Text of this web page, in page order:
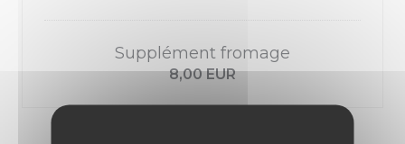
Supplément fromage
8,00 EUR